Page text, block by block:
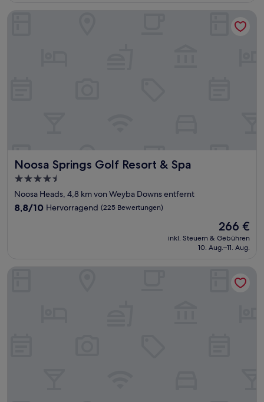
Noosa Springs Golf Resort & Spa
Noosa Springs Golf Resort & Spa
4.5-
Sterne-
Unterkunft
Noosa Heads, 4,8 km von Weyba Downs entfernt
8.8
8,8/10 Hervorragend (225 Bewertungen)
Der
Preis
beträgt
266 €
inkl. Steuern & Gebühren
10. Aug.–11. Aug.
Noosa Springs Golf Resort & Spa